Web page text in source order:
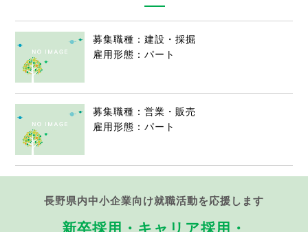
募集職種：建設・採掘
雇用形態：パート
募集職種：営業・販売
雇用形態：パート
長野県内中小企業向け就職活動を応援します
新卒採用・キャリア採用・